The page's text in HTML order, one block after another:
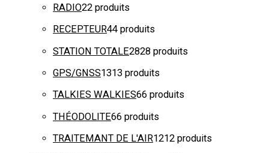
RADIO22 produits
RECEPTEUR44 produits
STATION TOTALE2828 produits
GPS/GNSS1313 produits
TALKIES WALKIES66 produits
THÉODOLITE66 produits
TRAITEMANT DE L'AIR1212 produits